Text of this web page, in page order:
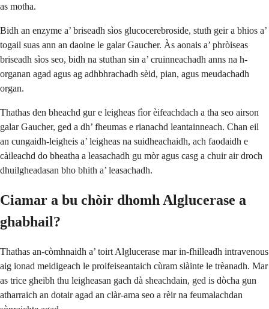
as motha.
Bidh an enzyme a’ briseadh sìos glucocerebroside, stuth geir a bhios a’
togail suas ann an daoine le galar Gaucher. Às aonais a’ phròiseas
briseadh sìos seo, bidh na stuthan sin a’ cruinneachadh anns na h-
organan agad agus ag adhbhrachadh sèid, pian, agus meudachadh
organ.
Thathas den bheachd gur e leigheas fìor èifeachdach a tha seo airson
galar Gaucher, ged a dh’ fheumas e rianachd leantainneach. Chan eil
an cungaidh-leigheis a’ leigheas na suidheachaidh, ach faodaidh e
càileachd do bheatha a leasachadh gu mòr agus casg a chuir air droch
dhuilgheadasan bho bhith a’ leasachadh.
Ciamar a bu chòir dhomh Alglucerase a
ghabhail?
Thathas an-còmhnaidh a’ toirt Alglucerase mar in-fhilleadh intravenous
aig ionad meidigeach le proifeiseantaich cùram slàinte le trèanadh. Mar
as trice gheibh thu leigheasan gach dà sheachdain, ged is dòcha gun
atharraich an dotair agad an clàr-ama seo a rèir na feumalachdan